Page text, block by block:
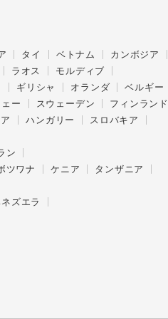
タイ ベトナム
カンボジア
ラオス
モルディブ
ギリシャ オランダ
ベルギー
ェー スウェーデン
フィンランド
ハンガリー
スロバキア
ン
ツワナ ケニア
タンザニア
ズエラ